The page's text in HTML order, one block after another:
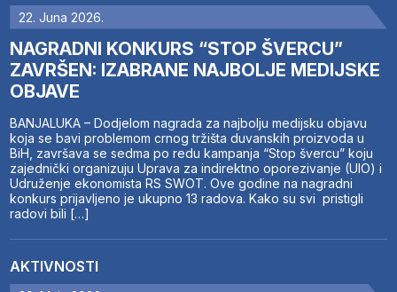
22. Juna 2026.
NAGRADNI KONKURS “STOP ŠVERCU”
ZAVRŠEN: IZABRANE NAJBOLJE MEDIJSKE
OBJAVE
BANJALUKA – Dodjelom nagrada za najbolju medijsku objavu
koja se bavi problemom crnog tržišta duvanskih proizvoda u
BiH, završava se sedma po redu kampanja “Stop švercu” koju
zajednički organizuju Uprava za indirektno oporezivanje (UIO) i
Udruženje ekonomista RS SWOT. Ove godine na nagradni
konkurs prijavljeno je ukupno 13 radova. Kako su svi pristigli
radovi bili […]
AKTIVNOSTI